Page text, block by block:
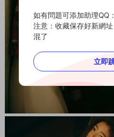
如有問題可添加助理QQ
注意：收藏保存好新網
混了
立即